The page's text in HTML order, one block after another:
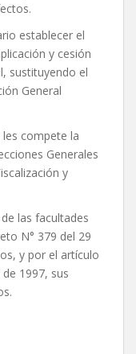
establecer el
y cesión
sustituyendo el
General
compete la
Generales
y
las facultades
N° 379 del 29
y por el artículo
1997, sus